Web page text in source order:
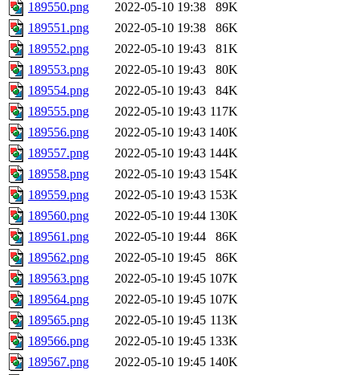
189550.png
2022-05-10 19:38
89K
189551.png
2022-05-10 19:38
86K
189552.png
2022-05-10 19:43
81K
189553.png
2022-05-10 19:43
80K
189554.png
2022-05-10 19:43
84K
189555.png
2022-05-10 19:43 117K
189556.png
2022-05-10 19:43 140K
189557.png
2022-05-10 19:43 144K
189558.png
2022-05-10 19:43 154K
189559.png
2022-05-10 19:43 153K
189560.png
2022-05-10 19:44 130K
189561.png
2022-05-10 19:44
86K
189562.png
2022-05-10 19:45
86K
189563.png
2022-05-10 19:45 107K
189564.png
2022-05-10 19:45 107K
189565.png
2022-05-10 19:45 113K
189566.png
2022-05-10 19:45 133K
189567.png
2022-05-10 19:45 140K